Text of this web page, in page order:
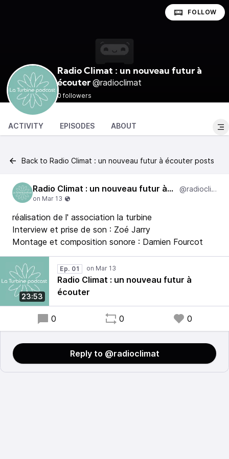
Radio Climat : un nouveau futur à
écouter @radioclimat
0 followers
FOLLOW
ACTIVITY EPISODES ABOUT
Back to Radio Climat : un nouveau futur à écouter posts
Radio Climat : un nouveau futur à écouter @radioclimat
réalisation de l' association la turbine
Interview et prise de son : Zoé Jarry
Montage et composition sonore : Damien Fourcot
23:53
Ep. 01
Radio Climat : un nouveau futur à
écouter
0 0 0
Reply to @radioclimat